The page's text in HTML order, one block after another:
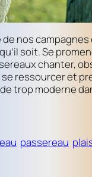
nos
soit. Se
chanter,
ressourcer et
trop moderne
passereau